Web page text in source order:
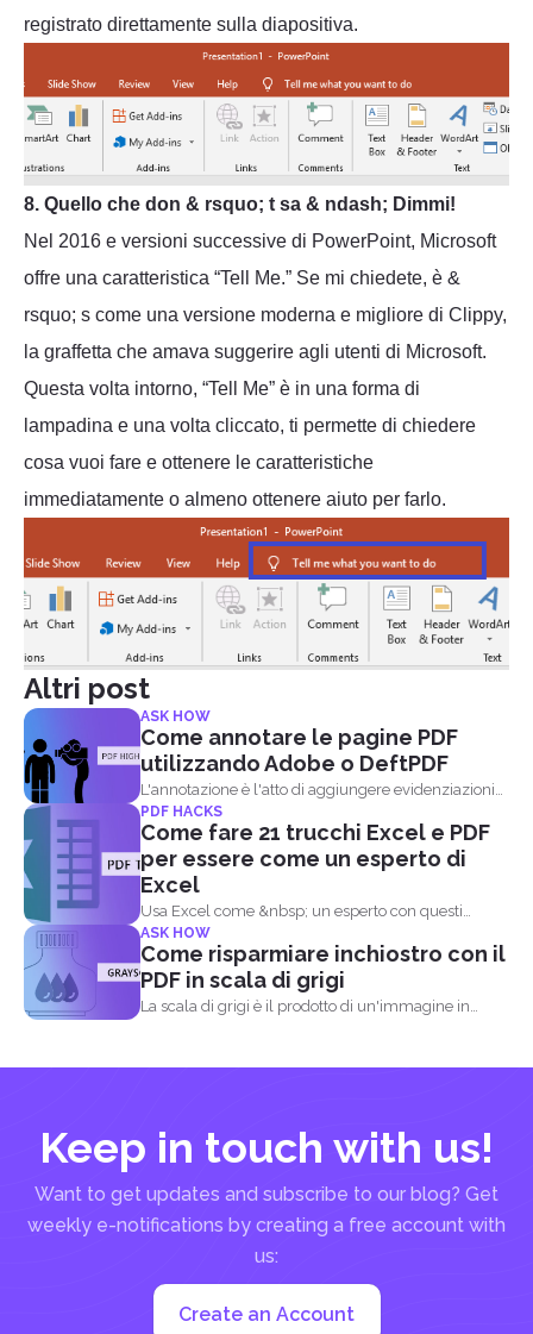
registrato direttamente sulla diapositiva.
8. Quello che don & rsquo; t sa & ndash; Dimmi!
Nel 2016 e versioni successive di PowerPoint, Microsoft
offre una caratteristica “Tell Me.” Se mi chiedete, è &
rsquo; s come una versione moderna e migliore di Clippy,
la graffetta che amava suggerire agli utenti di Microsoft.
Questa volta intorno, “Tell Me” è in una forma di
lampadina e una volta cliccato, ti permette di chiedere
cosa vuoi fare e ottenere le caratteristiche
immediatamente o almeno ottenere aiuto per farlo.
Altri post
ASK HOW
Come annotare le pagine PDF
utilizzando Adobe o DeftPDF
L'annotazione è l'atto di aggiungere evidenziazioni
di testo a un documento...
PDF HACKS
Come fare 21 trucchi Excel e PDF
per essere come un esperto di
Excel
Usa Excel come &nbsp; un esperto con questi
trucchi e...
ASK HOW
Come risparmiare inchiostro con il
PDF in scala di grigi
La scala di grigi è il prodotto di un'immagine in
Keep in touch with us!
Want to get updates and subscribe to our blog? Get
weekly e-notifications by creating a free account with
us:
Create an Account